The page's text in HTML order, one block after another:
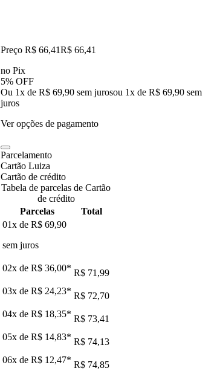
Preço R$ 66,41R$ 66,41
no Pix
5% OFF
Ou 1x de R$ 69,90 sem jurosou 1x de R$ 69,90 sem
juros
Ver opções de pagamento
Parcelamento
Cartão Luiza
Cartão de crédito
Tabela de parcelas de Cartão
de crédito
Parcelas
Total
01x de R$ 69,90
sem juros
02x de R$ 36,00* R$ 71,99
03x de R$ 24,23* R$ 72,70
04x de R$ 18,35* R$ 73,41
05x de R$ 14,83* R$ 74,13
06x de R$ 12,47* R$ 74,85